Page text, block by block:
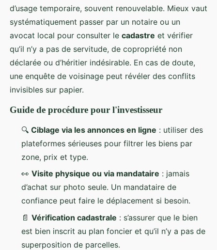
d’usage temporaire, souvent renouvelable. Mieux vaut
systématiquement passer par un notaire ou un
avocat local pour consulter le cadastre et vérifier
qu’il n’y a pas de servitude, de copropriété non
déclarée ou d’héritier indésirable. En cas de doute,
une enquête de voisinage peut révéler des conflits
invisibles sur papier.
Guide de procédure pour l'investisseur
🔍 Ciblage via les annonces en ligne : utiliser des
plateformes sérieuses pour filtrer les biens par
zone, prix et type.
👀 Visite physique ou via mandataire : jamais
d’achat sur photo seule. Un mandataire de
confiance peut faire le déplacement si besoin.
📄 Vérification cadastrale : s’assurer que le bien
est bien inscrit au plan foncier et qu’il n’y a pas de
superposition de parcelles.